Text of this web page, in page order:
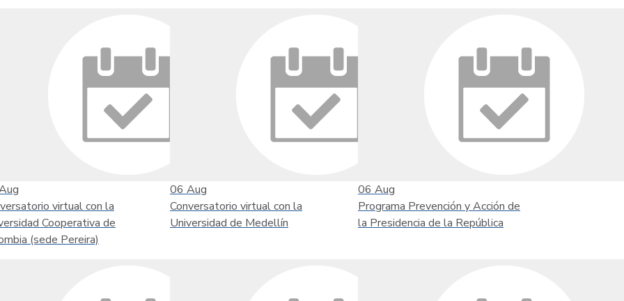
virtual con la
Cooperativa de
(sede Pereira)
06 Aug
Conversatorio virtual con la
Universidad de Medellín
06 Aug
Programa Prevención y Acción de
la Presidencia de la República